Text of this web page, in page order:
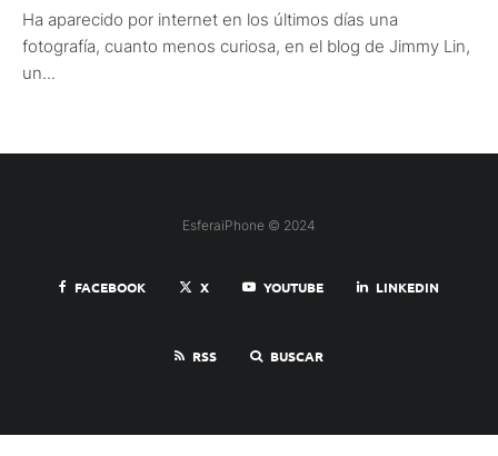
Ha aparecido por internet en los últimos días una
fotografía, cuanto menos curiosa, en el blog de Jimmy Lin,
un...
EsferaiPhone © 2024
FACEBOOK X YOUTUBE LINKEDIN
RSS BUSCAR